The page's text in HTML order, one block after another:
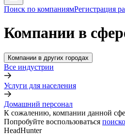
Поиск по компаниямРегистрация
Компании в
Компании в других городах
Все индустрии
Услуги для населения
Домашний персонал
К сожалению, компании данной
Попробуйте воспользоваться
HeadHunter